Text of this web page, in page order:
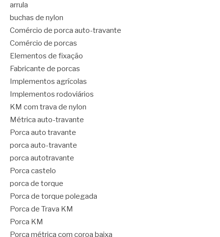
arrula
buchas de nylon
Comércio de porca auto-travante
Comércio de porcas
Elementos de fixação
Fabricante de porcas
Implementos agrícolas
Implementos rodoviários
KM com trava de nylon
Métrica auto-travante
Porca auto travante
porca auto-travante
porca autotravante
Porca castelo
porca de torque
Porca de torque polegada
Porca de Trava KM
Porca KM
Porca métrica com coroa baixa